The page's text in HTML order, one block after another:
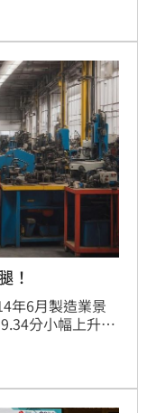
直言，美國總統
管藍營或綠營執
，包括幕僚與智
判不是一場場
！
年6月製造業景
分小幅上升
標，但全球經貿